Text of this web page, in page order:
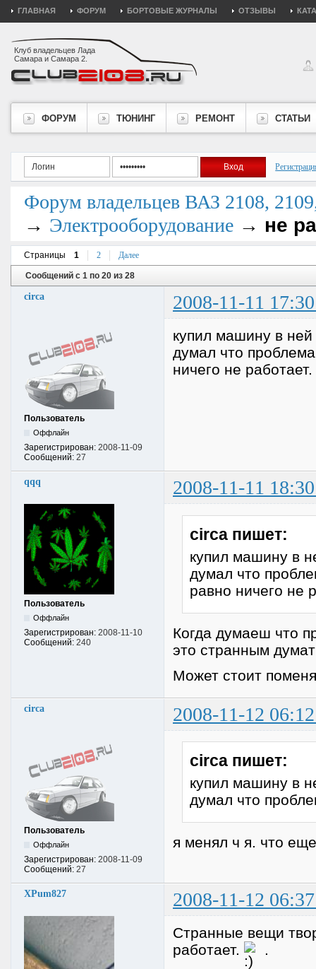
ГЛАВНАЯ ФОРУМ БОРТОВЫЕ ЖУРНАЛЫ ОТЗЫВЫ
Клуб владельцев Лада
Самара и Самара 2.
ФОРУМ ТЮНИНГ РЕМОНТ СТАТЬИ
Форум владельцев ВАЗ 2108,
→ Электрооборудование → не
Страницы 1 2 Далее
Сообщений с 1 по 20 из 28
circa 2008-11-11
Пользователь
Оффлайн
Зарегистрирован: 2008-11-09
Сообщений: 27
купил машину в ней
думал что
ничего не
qqq 2008-11-11
Пользователь
Оффлайн
Зарегистрирован: 2008-11-10
Сообщений: 240
circa пишет:
купил машину в
думал что
равно ничего не
Когда думаеш что
это странным
Может стоит
circa 2008-11-12
Пользователь
Оффлайн
Зарегистрирован: 2008-11-09
Сообщений: 27
circa пишет:
купил машину в
думал что
я менял ч я. что
XPum827 2008-11-12
Странные вещи
работает.
.